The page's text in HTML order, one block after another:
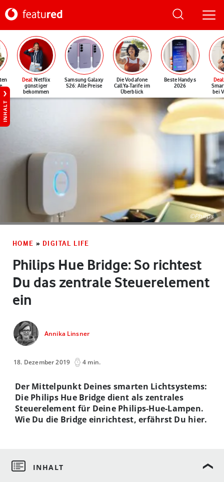
Deal: Netflix
günstiger
bekommen
Samsung Galaxy
S26: Alle Preise
Die Vodafone
CallYa-Tarife im
Überblick
Beste Handys
2026
Deal
bei
INHALT
©Philips
HOME » DIGITAL LIFE
Philips Hue Bridge: So richtest
Du das zentrale Steuerelement
ein
Annika Linsner
18. Dezember 2019 4 min.
Der Mittelpunkt Deines smarten Lichtsystems:
Die Philips Hue Bridge dient als zentrales
Steuerelement für Deine Philips-Hue-Lampen.
Wie Du die Bridge einrichtest, erfährst Du hier.